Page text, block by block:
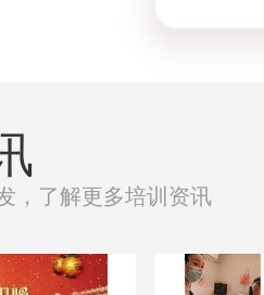
，了解更多培训资讯